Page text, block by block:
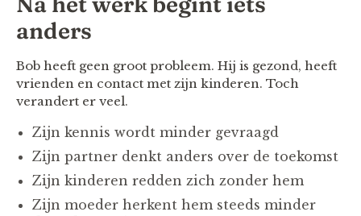
anders
Bob heeft geen groot probleem. Hij is gezond, heeft
vrienden en contact met zijn kinderen. Toch
verandert er veel.
Zijn kennis wordt minder gevraagd
Zijn partner denkt anders over de toekomst
Zijn kinderen redden zich zonder hem
Zijn moeder herkent hem steeds minder